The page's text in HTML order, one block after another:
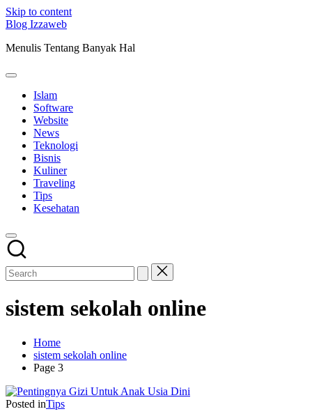
Skip to content
Blog Izzaweb
Menulis Tentang Banyak Hal
Islam
Software
Website
News
Teknologi
Bisnis
Kuliner
Traveling
Tips
Kesehatan
sistem sekolah online
Home
sistem sekolah online
Page 3
Posted inTips